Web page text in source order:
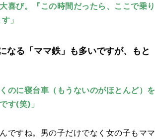
喜び。『この時間だったら、ここで乗り
」
なる「ママ鉄」も多いですが、もと
のに寝台車（もうないのがほとんど）を
す(笑)」
ですね。男の子だけでなく女の子もママ